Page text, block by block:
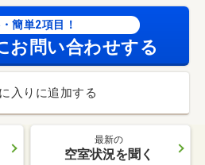
簡単2項目！
お問い合わせする
入りに追加する
最新の
空室状況を聞く